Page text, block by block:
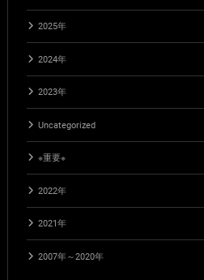
2025年
2024年
2023年
Uncategorized
※重要※
2022年
2021年
2007年～2020年